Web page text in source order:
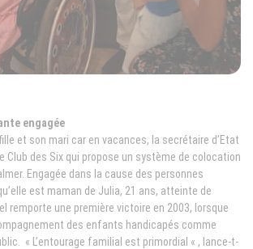
engagée
et son mari car en vacances, la secrétaire d’Etat
Club des Six qui propose un système de colocation
Engagée dans la cause des personnes
est maman de Julia, 21 ans, atteinte de
remporte une première victoire en 2003, lorsque
des enfants handicapés comme
« L’entourage familial est primordial « , lance-t-